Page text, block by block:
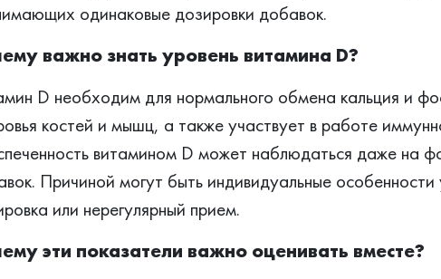
одинаковые дозировки добавок.
важно знать уровень витамина D?
D необходим для нормального обмена кальция и
костей и мышц, а также участвует в работе
витамином D может наблюдаться даже на
Причиной могут быть индивидуальные
или нерегулярный прием.
эти показатели важно оценивать вместе?